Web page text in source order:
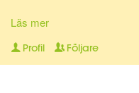
52 år och har med hjälp av
1/2 månad.
21 februari 126 kg
Läs mer
Profil Följare